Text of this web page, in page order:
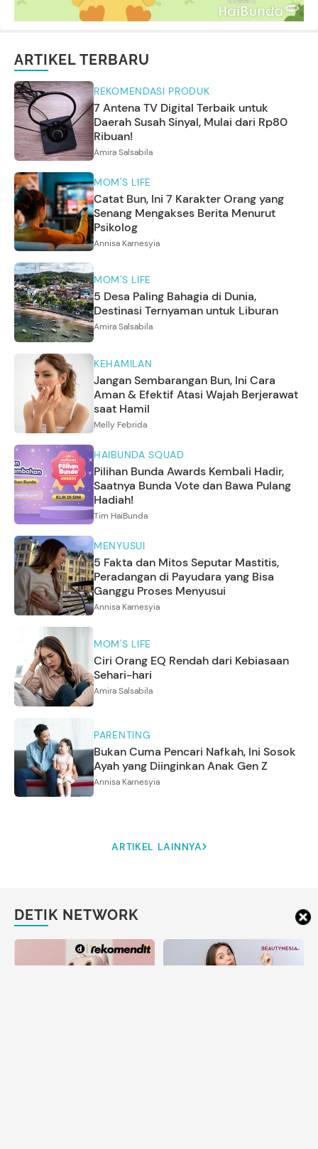
ARTIKEL TERBARU
REKOMENDASI PRODUK
7 Antena TV Digital Terbaik untuk
Daerah Susah Sinyal, Mulai dari Rp80
Ribuan!
Amira Salsabila
MOM'S LIFE
Catat Bun, Ini 7 Karakter Orang yang
Senang Mengakses Berita Menurut
Psikolog
Annisa Karnesyia
MOM'S LIFE
5 Desa Paling Bahagia di Dunia,
Destinasi Ternyaman untuk Liburan
Amira Salsabila
KEHAMILAN
Jangan Sembarangan Bun, Ini Cara
Aman & Efektif Atasi Wajah Berjerawat
saat Hamil
Melly Febrida
HAIBUNDA SQUAD
Pilihan Bunda Awards Kembali Hadir,
Saatnya Bunda Vote dan Bawa Pulang
Hadiah!
Tim HaiBunda
MENYUSUI
5 Fakta dan Mitos Seputar Mastitis,
Peradangan di Payudara yang Bisa
Ganggu Proses Menyusui
Annisa Karnesyia
MOM'S LIFE
Ciri Orang EQ Rendah dari Kebiasaan
Sehari-hari
Amira Salsabila
PARENTING
Bukan Cuma Pencari Nafkah, Ini Sosok
Ayah yang Diinginkan Anak Gen Z
Annisa Karnesyia
ARTIKEL LAINNYA
DETIK NETWORK